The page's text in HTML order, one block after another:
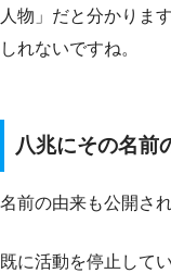
人物」だと分かりま
しれないですね。
八兆にその名前
名前の由来も公開さ
既に活動を停止して